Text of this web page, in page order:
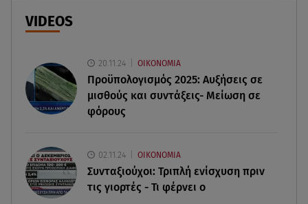
Νικόλ Κίντμαν & Ζόε Σαλντάνα στη Μύκονο: Η
εμφάνιση που τράβηξε τα βλέμματα
05.08.26 , 19:13
05.08.26 , 19:05
BMW και MINI: Διακοπές με ηλεκτρικά αυτοκίνητα
VIDEOS
20.11.24 ΟΙΚΟΝΟΜΙΑ
Προϋπολογισμός 2025: Αυξήσεις σε
μισθούς και συντάξεις- Μείωση σε
φόρους
02.11.24 ΟΙΚΟΝΟΜΙΑ
Συνταξιούχοι: Τριπλή ενίσχυση πριν
τις γιορτές - Τι φέρνει ο